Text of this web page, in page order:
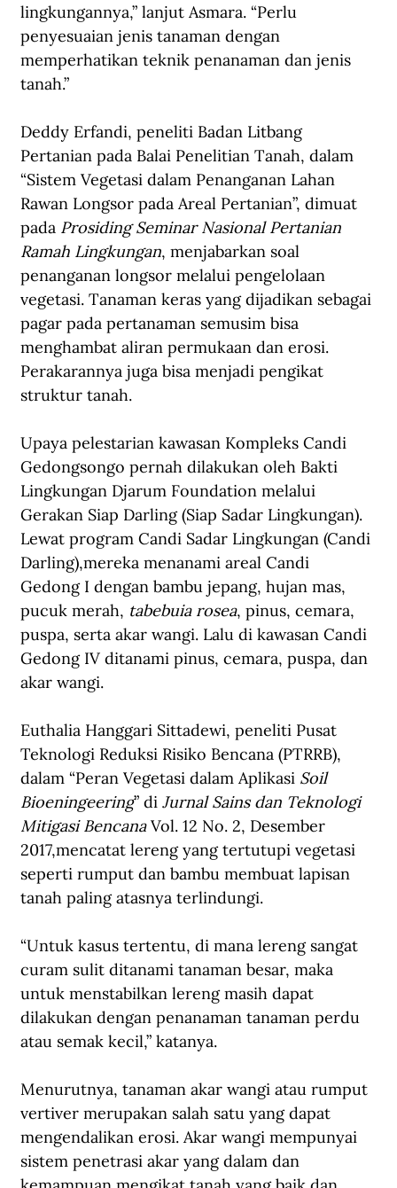
lingkungannya,” lanjut Asmara. “Perlu
penyesuaian jenis tanaman dengan
memperhatikan teknik penanaman dan jenis
tanah.”
Deddy Erfandi, peneliti Badan Litbang
Pertanian pada Balai Penelitian Tanah, dalam
“Sistem Vegetasi dalam Penanganan Lahan
Rawan Longsor pada Areal Pertanian”, dimuat
pada Prosiding Seminar Nasional Pertanian
Ramah Lingkungan, menjabarkan soal
penanganan longsor melalui pengelolaan
vegetasi. Tanaman keras yang dijadikan sebagai
pagar pada pertanaman semusim bisa
menghambat aliran permukaan dan erosi.
Perakarannya juga bisa menjadi pengikat
struktur tanah.
Upaya pelestarian kawasan Kompleks Candi
Gedongsongo pernah dilakukan oleh Bakti
Lingkungan Djarum Foundation melalui
Gerakan Siap Darling (Siap Sadar Lingkungan).
Lewat program Candi Sadar Lingkungan (Candi
Darling),mereka menanami areal Candi
Gedong I dengan bambu jepang, hujan mas,
pucuk merah, tabebuia rosea, pinus, cemara,
puspa, serta akar wangi. Lalu di kawasan Candi
Gedong IV ditanami pinus, cemara, puspa, dan
akar wangi.
Euthalia Hanggari Sittadewi, peneliti Pusat
Teknologi Reduksi Risiko Bencana (PTRRB),
dalam “Peran Vegetasi dalam Aplikasi Soil
Bioeningeering” di Jurnal Sains dan Teknologi
Mitigasi Bencana Vol. 12 No. 2, Desember
2017,mencatat lereng yang tertutupi vegetasi
seperti rumput dan bambu membuat lapisan
tanah paling atasnya terlindungi.
“Untuk kasus tertentu, di mana lereng sangat
curam sulit ditanami tanaman besar, maka
untuk menstabilkan lereng masih dapat
dilakukan dengan penanaman tanaman perdu
atau semak kecil,” katanya.
Menurutnya, tanaman akar wangi atau rumput
vertiver merupakan salah satu yang dapat
mengendalikan erosi. Akar wangi mempunyai
sistem penetrasi akar yang dalam dan